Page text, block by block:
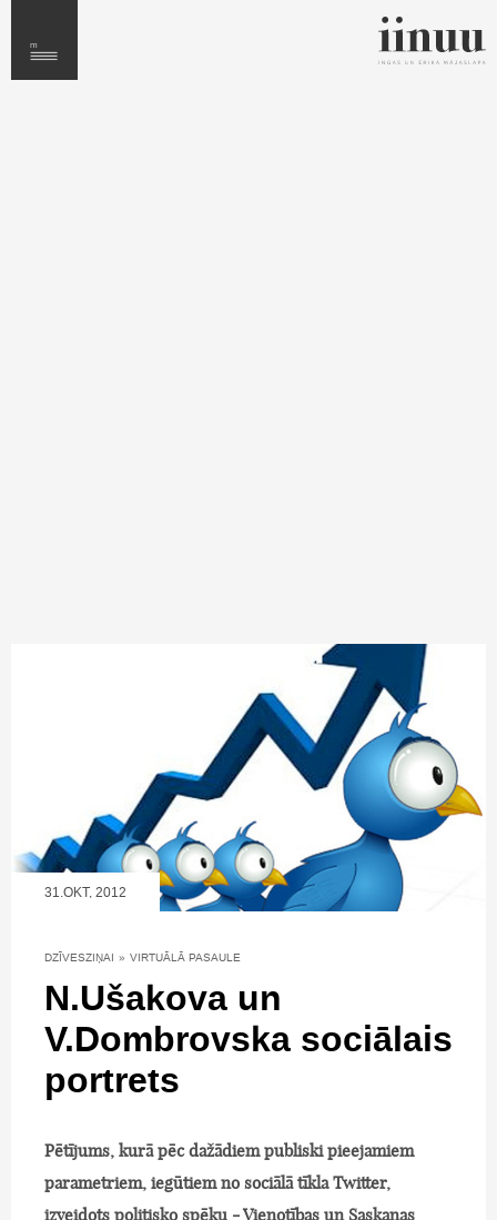
31.OKT, 2012
DZĪVESZIŅAI » VIRTUĀLĀ PASAULE
N.Ušakova un
V.Dombrovska sociālais
portrets
Pētījums, kurā pēc dažādiem publiski pieejamiem
parametriem, iegūtiem no sociālā tīkla Twitter,
izveidots politisko spēku - Vienotības un Saskaņas